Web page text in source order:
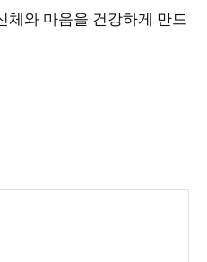
체와 마음을 건강하게 만드